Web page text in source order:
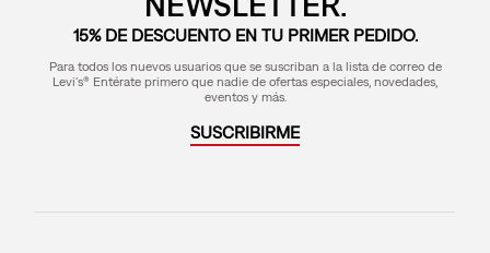
15% DE DESCUENTO EN TU PRIMER PEDIDO.
Para todos los nuevos usuarios que se suscriban a la lista de correo de
Levi's® Entérate primero que nadie de ofertas especiales, novedades,
eventos y más.
SUSCRIBIRME